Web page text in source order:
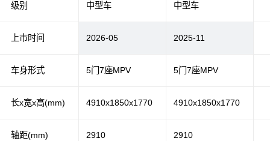
级别
上市时间
车身形式
长x宽x高(mm)
轴距(mm)
中型车 中型车
2026-05 2025-11
5门7座MPV 5门7座MPV
4910x1850x1770 4910x1850x1770
2910 2910